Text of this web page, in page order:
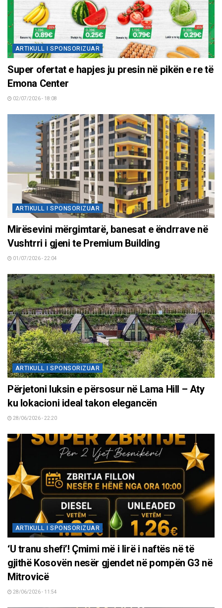
ARTIKULL I SPONSORIZUAR
Super ofertat e hapjes ju presin në pikën e re të
Emona Center
02/07/2026 - 18:08
ARTIKULL I SPONSORIZUAR
Mirësevini mërgimtarë, banesat e ëndrrave në
Vushtrri i gjeni te Premium Building
01/07/2026 - 22:04
ARTIKULL I SPONSORIZUAR
Përjetoni luksin e përsosur në Lama Hill – Aty
ku lokacioni ideal takon elegancën
28/06/2026 - 22:20
ARTIKULL I SPONSORIZUAR
‘U tranu shefi’! Çmimi më i lirë i naftës në të
gjithë Kosovën nesër gjendet në pompën G3 në
Mitrovicë
28/06/2026 - 11:54